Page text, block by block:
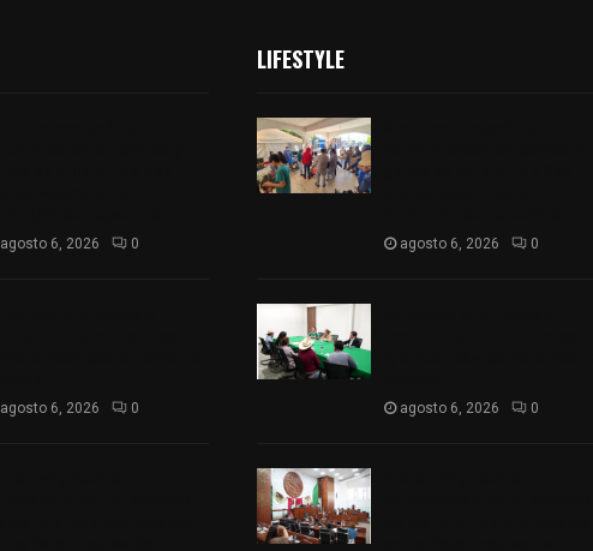
agosto 6, 2026 0
agosto 6, 2026 0
LIFESTYLE
agosto 6, 2026 0
agosto 6, 2026 0